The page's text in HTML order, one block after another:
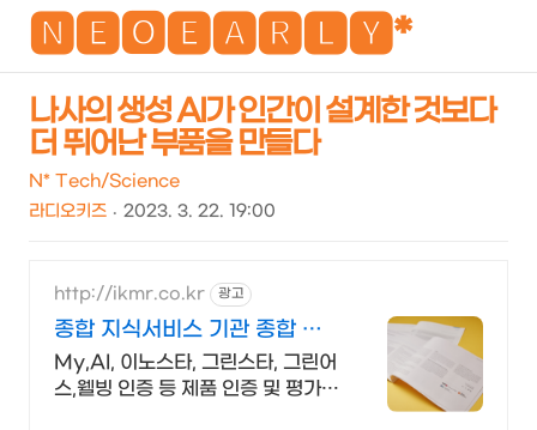
🅽🅴🅾🅴🅰🆁🅻🆈*
나사의 생성 AI가 인간이 설계한 것보다
더 뛰어난 부품을 만들다
N* Tech/Science
라디오키즈
2023. 3. 22. 19:00
http://ikmr.co.kr 광고
종합 지식서비스 기관 종합 지
식서비스 기관
My,AI, 이노스타, 그린스타, 그린어
스,웰빙 인증 등 제품 인증 및 평가